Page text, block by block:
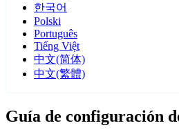
한국어
Polski
Português
Tiếng Việt
中文(简体)
中文(繁體)
Guía de configuración